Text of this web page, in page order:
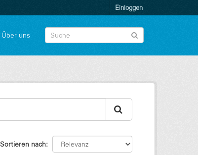
Einloggen
Über uns
Sortieren nach